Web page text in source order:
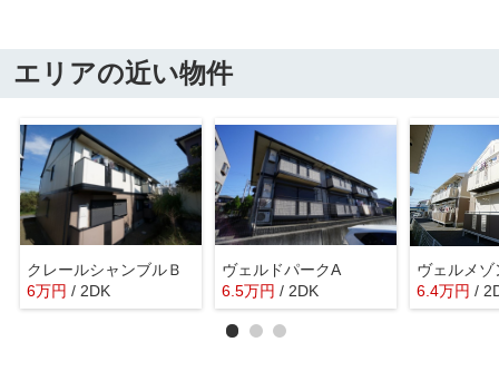
エリアの近い物件
クレールシャンブルＢ
6万円 / 2DK
ヴェルドパークA
6.5万円 / 2DK 6.4万円 /